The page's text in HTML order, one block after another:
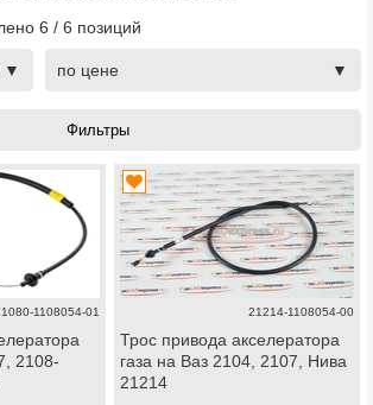
6 / 6 позиций
по цене
1108054-01
2108-
21214-1108054-00
Трос привода акселератора
газа на Ваз 2104, 2107, Нива
21214